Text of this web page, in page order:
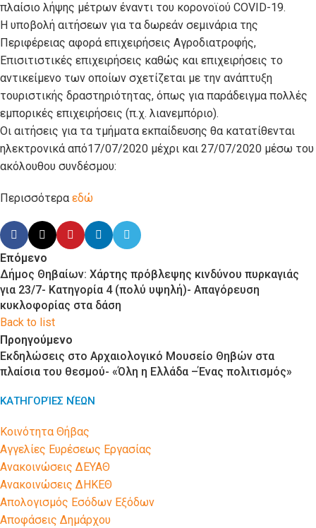
πλαίσιο λήψης μέτρων έναντι του κορονοϊού COVID-19.
Η υποβολή αιτήσεων για τα δωρεάν σεμινάρια της
Περιφέρειας αφορά επιχειρήσεις Αγροδιατροφής,
Επισιτιστικές επιχειρήσεις καθώς και επιχειρήσεις το
αντικείμενο των οποίων σχετίζεται με την ανάπτυξη
τουριστικής δραστηριότητας, όπως για παράδειγμα πολλές
εμπορικές επιχειρήσεις (π.χ. λιανεμπόριο).
Οι αιτήσεις για τα τμήματα εκπαίδευσης θα κατατίθενται
ηλεκτρονικά από17/07/2020 μέχρι και 27/07/2020 μέσω του
ακόλουθου συνδέσμου:
Περισσότερα εδώ
Επόμενο
Δήμος Θηβαίων: Χάρτης πρόβλεψης κινδύνου πυρκαγιάς
για 23/7- Κατηγορία 4 (πολύ υψηλή)- Απαγόρευση
κυκλοφορίας στα δάση
Back to list
Προηγούμενο
Εκδηλώσεις στο Αρχαιολογικό Μουσείο Θηβών στα
πλαίσια του θεσμού- «Όλη η Ελλάδα –Ένας πολιτισμός»
ΚΑΤΗΓΟΡΊΕΣ ΝΈΩΝ
Kοινότητα Θήβας
Αγγελίες Ευρέσεως Εργασίας
Ανακοινώσεις ΔΕΥΑΘ
Ανακοινώσεις ΔΗΚΕΘ
Απολογισμός Εσόδων Εξόδων
Αποφάσεις Δημάρχου